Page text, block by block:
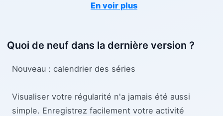
En voir plus
Quoi de neuf dans la dernière version ?
Nouveau : calendrier des séries
Visualiser votre régularité n'a jamais été aussi
simple. Enregistrez facilement votre activité